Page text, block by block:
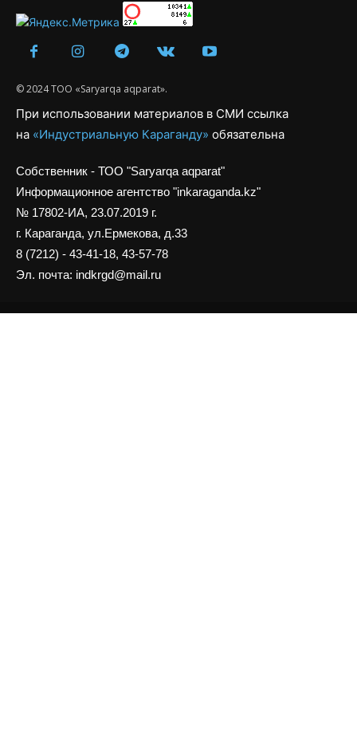
© 2024 ТОО «Saryarqa aqparat».
При использовании материалов в СМИ ссылка
на «Индустриальную Караганду» обязательна
Собственник - ТОО "Saryarqa aqparat"
Информационное агентство "inkaraganda.kz"
№ 17802-ИА, 23.07.2019 г.
г. Караганда, ул.Ермекова, д.33
8 (7212) - 43-41-18, 43-57-78
Эл. почта: indkrgd@mail.ru